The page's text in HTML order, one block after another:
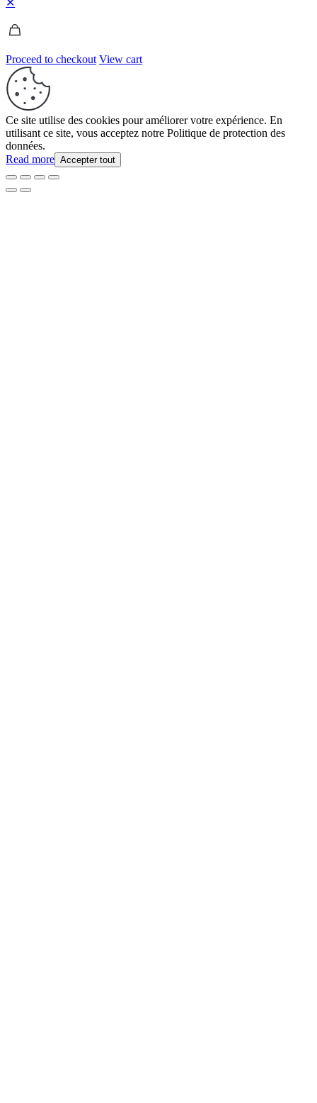
✕
Proceed to checkout View cart
Ce site utilise des cookies pour améliorer votre expérience. En
utilisant ce site, vous acceptez notre Politique de protection des
données.
Read more Accepter tout